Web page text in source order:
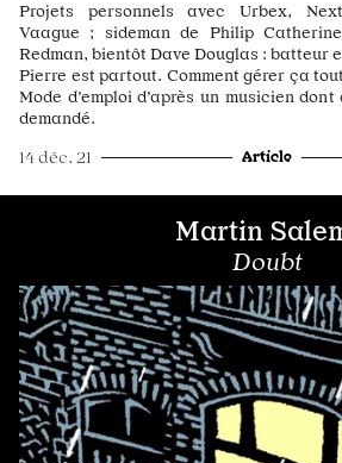
Projets personnels avec Urbex,
Vaague ; sideman de Philip
Redman, bientôt Dave Douglas : batteur
Pierre est partout. Comment gérer ça
Mode d’emploi d’après un musicien
demandé.
14 déc. 21 Article
Martin
Doubt